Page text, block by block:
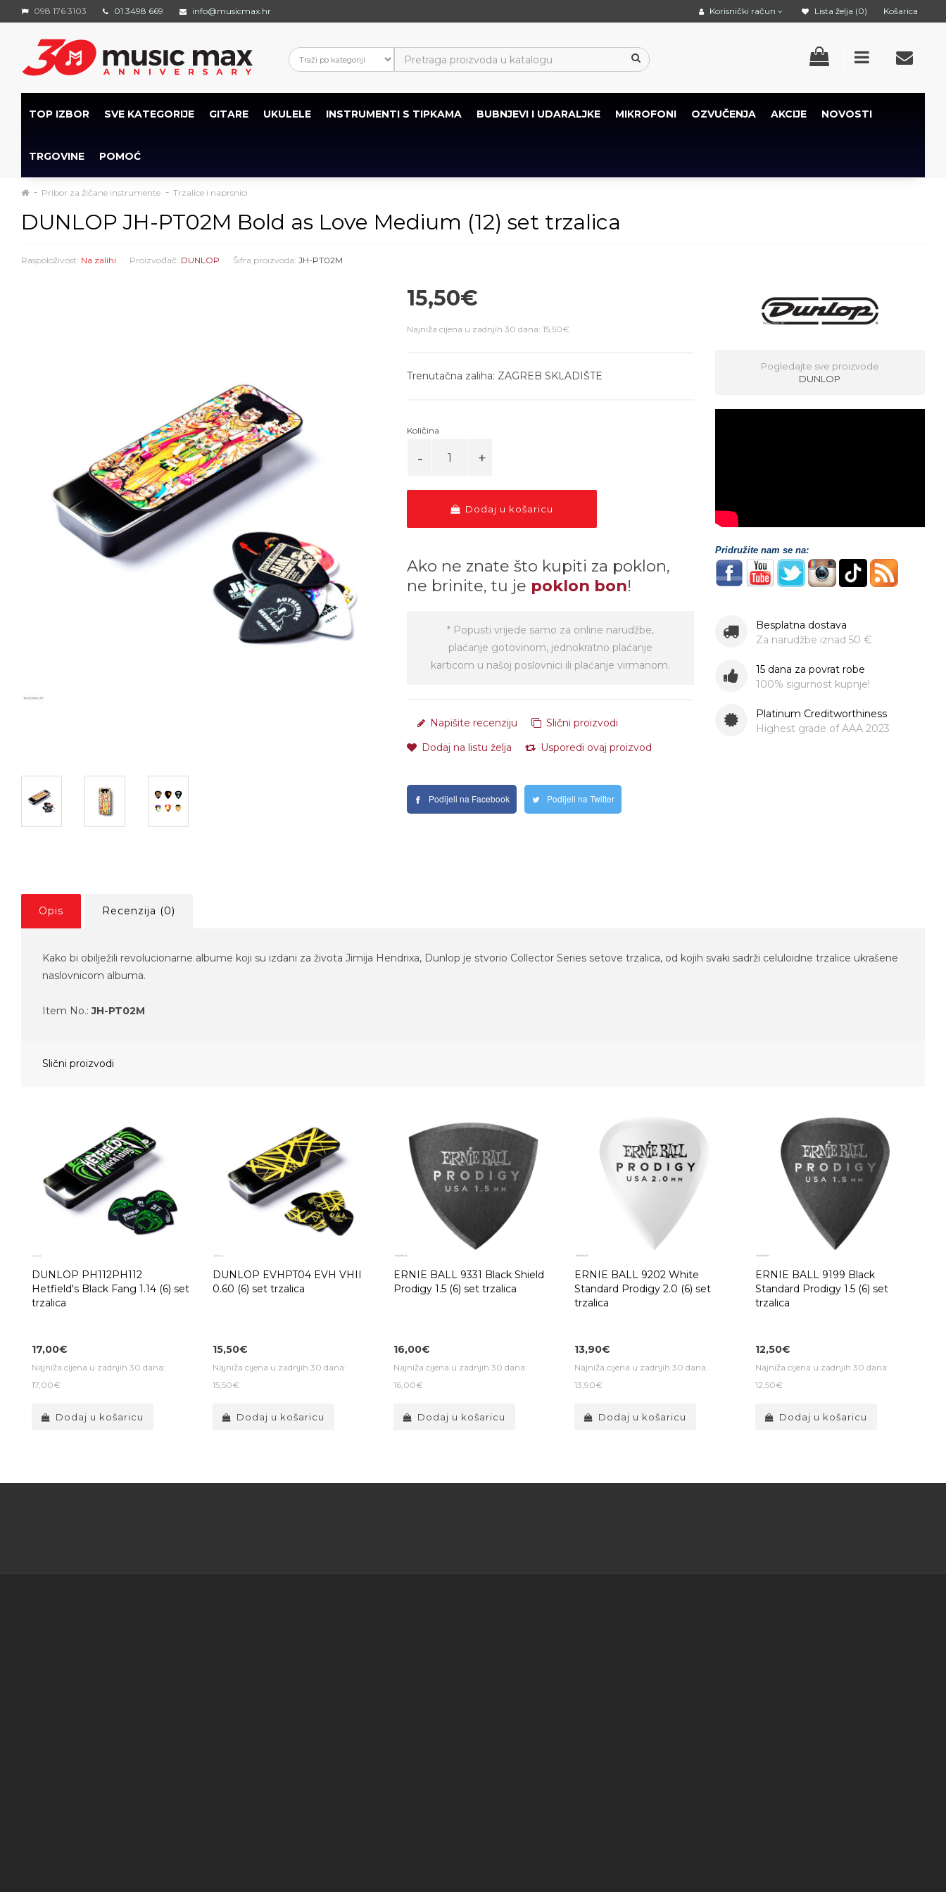
098 176 3103 01 3498 669 info@musicmax.hr Korisnički račun Lista želja (0) Košarica
TOP IZBOR SVE KATEGORIJE GITARE UKULELE INSTRUMENTI S TIPKAMA BUBNJEVI I UDARALJKE MIKROFONI OZVUČENJA AKCIJE NOVOSTI
TRGOVINE POMOĆ
Pribor za žičane instrumente Trzalice i naprsnici
DUNLOP JH-PT02M Bold as Love Medium (12) set trzalica
Raspoloživost: Na zalihi Proizvođač: DUNLOP Šifra proizvoda: JH-PT02M
15,50€
Najniža cijena u zadnjih 30 dana: 15,50€
Trenutačna zaliha: ZAGREB SKLADIŠTE
Količina
Dodaj u košaricu
Ako ne znate što kupiti za poklon,
ne brinite, tu je poklon bon!
* Popusti vrijede samo za online narudžbe,
plaćanje gotovinom, jednokratno plaćanje
karticom u našoj poslovnici ili plaćanje virmanom.
Napišite recenziju
Slični proizvodi
Dodaj na listu želja
Usporedi ovaj proizvod
Podijeli na Facebook Podijeli na Twitter
Pogledajte sve proizvode
DUNLOP
Pridružite nam se na:
Besplatna dostava
Za narudžbe iznad 50 €
15 dana za povrat robe
100% sigurnost kupnje!
Platinum Creditworthiness
Highest grade of AAA 2023
Opis Recenzija (0)
Kako bi obilježili revolucionarne albume koji su izdani za života Jimija Hendrixa, Dunlop je stvorio Collector Series setove trzalica, od kojih svaki sadrži celuloidne trzalice ukrašene
naslovnicom albuma.
Item No.:JH-PT02M
Slični proizvodi
DUNLOP PH112PH112
Hetfield's Black Fang 1.14 (6) set
trzalica
17,00€
Najniža cijena u zadnjih 30 dana:
17,00€
Dodaj u košaricu
DUNLOP EVHPT04 EVH VHII
0.60 (6) set trzalica
15,50€
Najniža cijena u zadnjih 30 dana:
15,50€
Dodaj u košaricu
ERNIE BALL 9331 Black Shield
Prodigy 1.5 (6) set trzalica
16,00€
Najniža cijena u zadnjih 30 dana:
16,00€
Dodaj u košaricu
ERNIE BALL 9202 White
Standard Prodigy 2.0 (6) set
trzalica
13,90€
Najniža cijena u zadnjih 30 dana:
13,90€
Dodaj u košaricu
ERNIE BALL 9199 Black
Standard Prodigy 1.5 (6) set
trzalica
12,50€
Najniža cijena u zadnjih 30 dana:
12,50€
Dodaj u košaricu